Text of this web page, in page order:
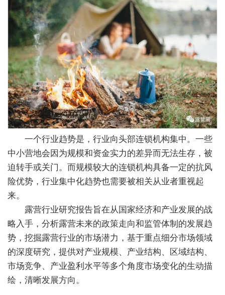
一个行业趋势是，行业向头部连锁机构集中。一些
中小营地会因为规模和资金实力的差异而无法生存，被
迫转手或关门。而规模较大的连锁机构具备一定的抗风
险优势，行业集中化趋势也需要被相关从业者重视起
来。
露营行业研究报告旨在从国家经济和产业发展的战
略入手，分析露营未来的政策走向和监管体制的发展趋
势，挖掘露营行业的市场潜力，基于重点细分市场领域
的深度研究，提供对产业规模、产业结构、区域结构、
市场竞争、产业盈利水平等多个角度市场变化的生动描
绘，清晰发展方向。